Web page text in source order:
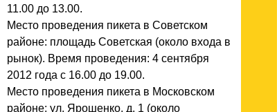
11.00 до 13.00.
Место проведения пикета в Советском
районе: площадь Советская (около входа в
рынок). Время проведения: 4 сентября
2012 года с 16.00 до 19.00.
Место проведения пикета в Московском
районе: ул. Ярошенко, д. 1 (около